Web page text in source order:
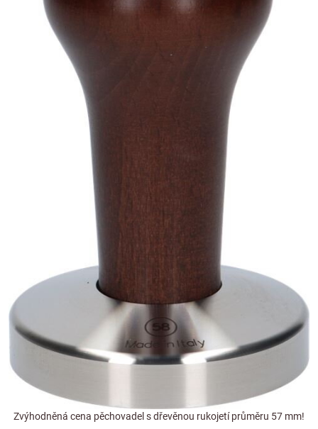
Zvýhodněná cena pěchovadel s dřevěnou rukojetí průměru 57 mm!